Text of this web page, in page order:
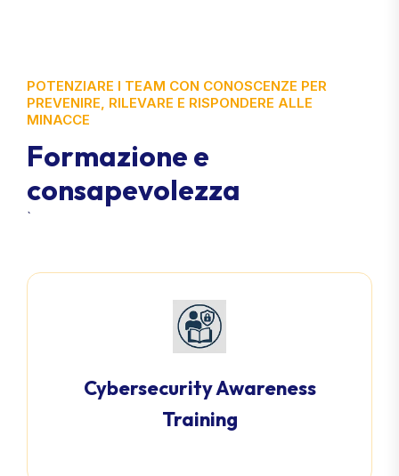
POTENZIARE I TEAM CON CONOSCENZE PER
PREVENIRE, RILEVARE E RISPONDERE ALLE
MINACCE
Formazione e
consapevolezza
`
Cybersecurity Awareness
Training